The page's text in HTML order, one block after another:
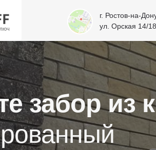
г. Ростов-на-
ул. Орская 14/
забор из